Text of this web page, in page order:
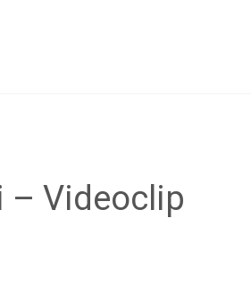
– Videoclip